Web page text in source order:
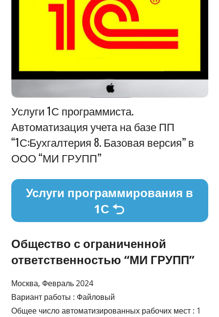
Информация
Услуги 1С программиста.
Автоматизация учета на базе ПП
“1С:Бухгалтерия 8. Базовая версия” в
ООО “МИ ГРУПП”
Услуги программирования в
1С
Общество с ограниченной
ответственностью “МИ ГРУПП”
Москва, Февраль 2024
Вариант работы : Файловый
Общее число автоматизированных рабочих мест : 1